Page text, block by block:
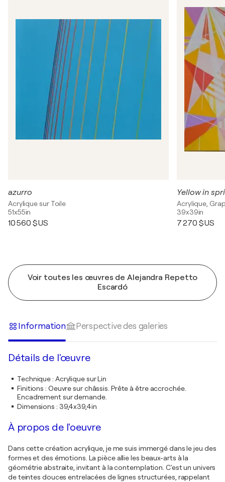
azurro
Acrylique sur Toile
51x55in
10 560 $US
Yellow in
Acrylique,
39x39in
7 270 $US
Voir toutes les œuvres de Alejandra Repetto
Escardó
Information Perspective des galeries
Détails de l'œuvre
Technique: Acrylique sur Lin
Finitions : Oeuvre sur châssis. Prête à être accrochée.
Encadrement sur demande.
Dimensions : 39,4x39,4in
À propos de l'oeuvre
Dans cette création acrylique, je me suis immergé dans le jeu des
formes et des émotions. La pièce allie les beaux-arts à la
géométrie abstraite, invitant à la contemplation. C'est un univers
de teintes douces entrelacées de lignes structurées, rappelant